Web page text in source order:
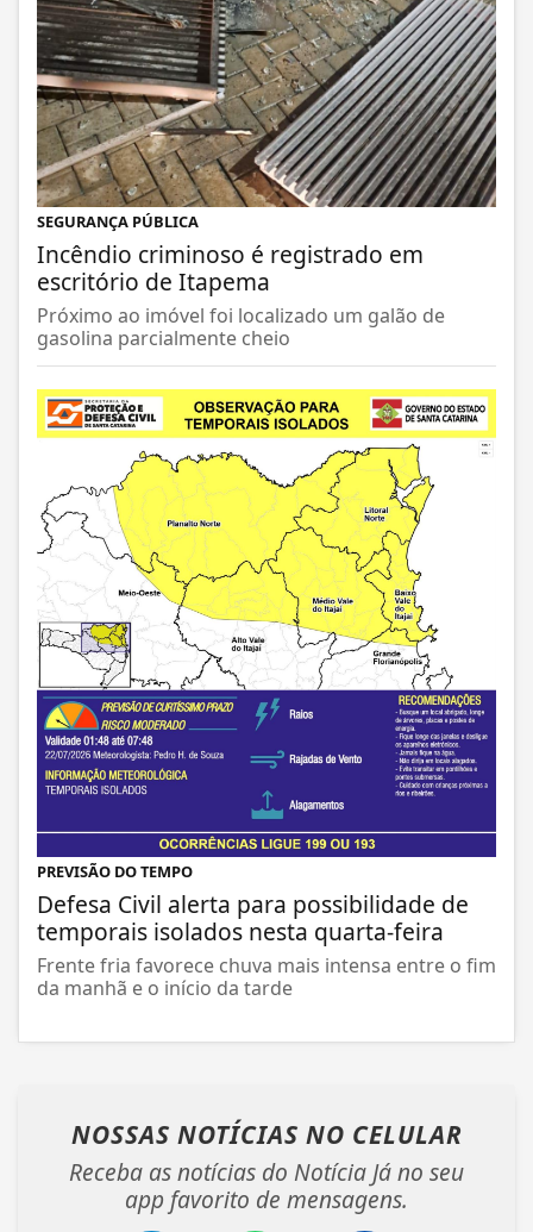
SEGURANÇA PÚBLICA
Incêndio criminoso é registrado em
escritório de Itapema
Próximo ao imóvel foi localizado um galão de
gasolina parcialmente cheio
PREVISÃO DO TEMPO
Defesa Civil alerta para possibilidade de
temporais isolados nesta quarta-feira
Frente fria favorece chuva mais intensa entre o fim
da manhã e o início da tarde
NOSSAS NOTÍCIAS NO CELULAR
Receba as notícias do Notícia Já no seu
app favorito de mensagens.